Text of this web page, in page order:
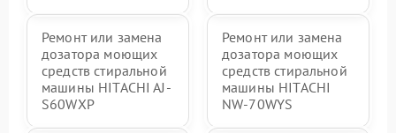
Ремонт или замена
дозатора моющих
средств стиральной
машины HITACHI AJ-
S60WXP
Ремонт или замена
дозатора моющих
средств стиральной
машины HITACHI
NW-70WYS